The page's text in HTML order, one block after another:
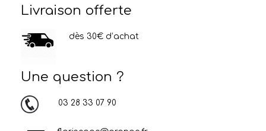
Livraison offerte
dès 30€ d’achat
Une question ?
03 28 33 07 90